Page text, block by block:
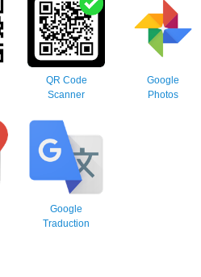
QR Code
Scanner
Google
Photos
Google
Traduction